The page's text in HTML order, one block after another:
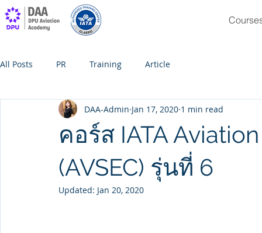
All Posts PR Training Article
คอร์ส IATA
(AVSEC) รุ่นที่ 6
DAA-Admin Jan 17, 2020 1 min read
Updated: Jan 20, 2020